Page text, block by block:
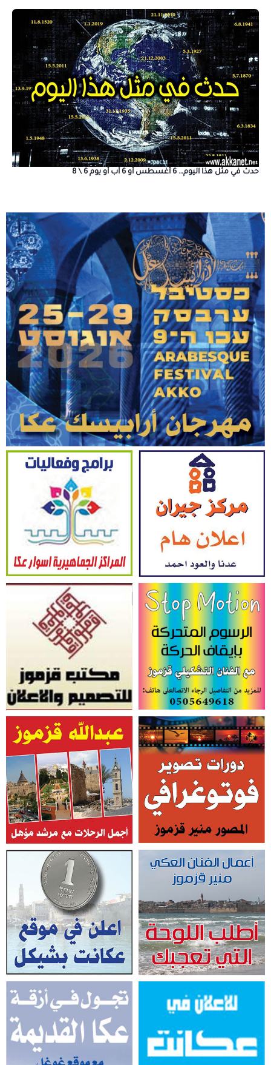
حدث في مثل هذا اليوم… 6 أغسطس أو 6 آب أو يوم 6 \ 8